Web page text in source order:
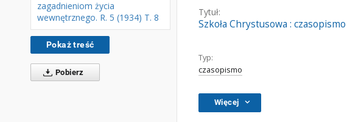
Pokaż treść
Pobierz
Tytuł:
Szkoła Chrystusowa :
Typ:
czasopismo
Więcej